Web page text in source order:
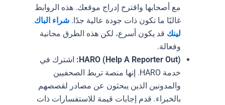
مع أصحابها واقترح إدراج موقعك. هذه الروابط
غالبًا ما تكون ذات جودة عالية جدًا.شراء الباك
لينكقد يكون أسرع، لكن هذه الطرق مجانية
وفعالة.
HARO (Help A Reporter Out): اشترك في
خدمة HARO. إنها منصة تربط الصحفيين
والمدونين الذين يبحثون عن مصادر لقصصهم
بالخبراء. قدم إجابات قيمة للاستفسارات ذات